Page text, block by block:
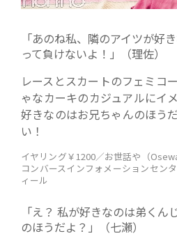
「あのね私、隣のアイツが好
って負けないよ！」（理佐）
レースとスカートのフェミコ
ゃなカーキのカジュアルにイ
好きなのはお兄ちゃんのほ
い！
イヤリング￥1200／お世話や（
コンバースインフォメーションセン
ィール
「え？ 私が好きなのは弟くん
のほうだよ？」（七瀬）